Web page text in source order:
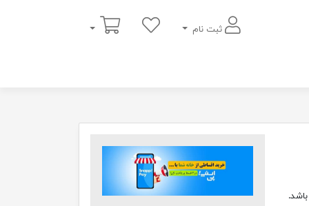
ثبت نام
سبد خرید
مناسب می باشد.